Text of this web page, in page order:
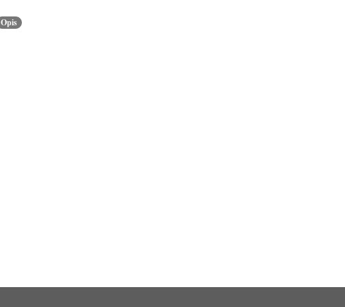
OpisPrzejdź do szczegółów wydarzenia KONCERT - DNI CZĘSTOCHOWY